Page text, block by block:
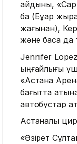
айдыны,
бақ (Бұқар
жағынан),
және басқа да
Jennifer Lopez
ыңғайлығы
«Астана
бағытта
автобустар
Астаналық
«Әзірет